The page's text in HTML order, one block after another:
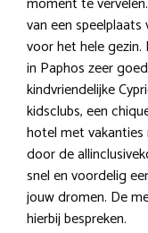
van een
voor het hele gezin.
in Paphos zeer
kindvriendelijke
kidsclubs, een
hotel met
door de
snel en voordelig
jouw dromen. De
hierbij bespreken.